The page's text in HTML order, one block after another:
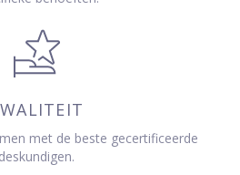
met de beste gecertificeerde
deskundigen.